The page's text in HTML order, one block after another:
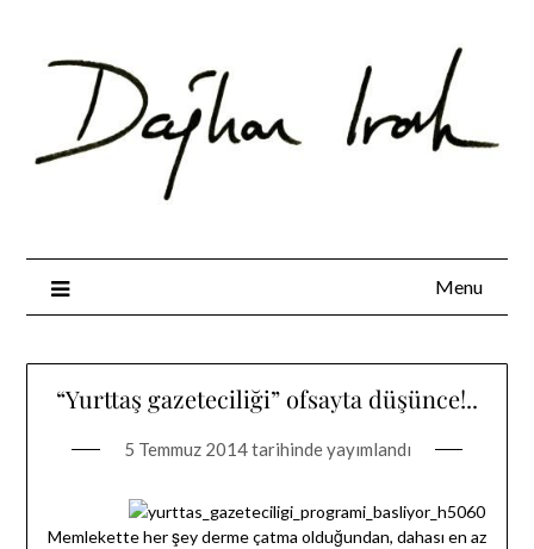
content
Menu
“Yurttaş gazeteciliği” ofsayta düşünce!..
5 Temmuz 2014tarihinde yayımlandı
Memlekette her şey derme çatma olduğundan, dahası en az